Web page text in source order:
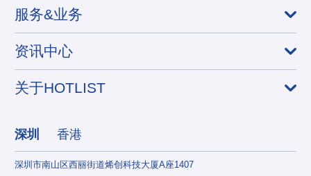
服务&业务
资讯中心
关于HOTLIST
深圳 香港
深圳市南山区西丽街道烯创科技大厦A座1407